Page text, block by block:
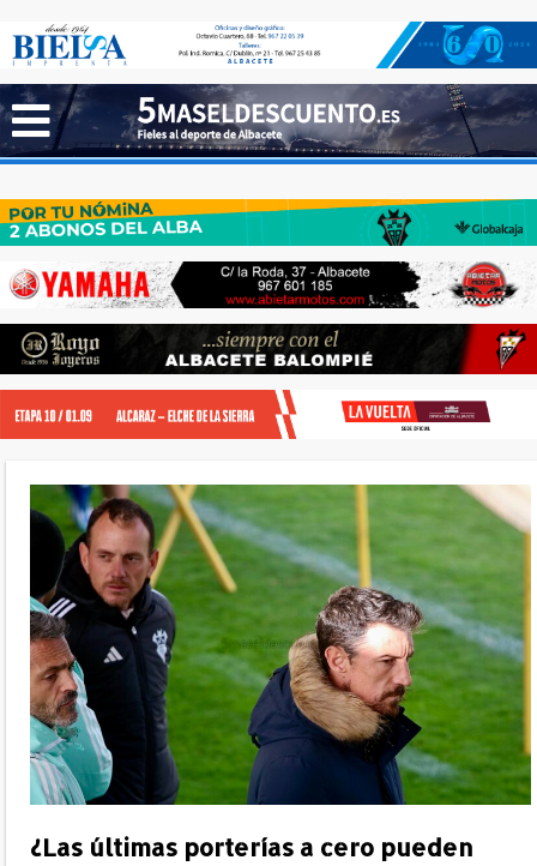
¿Las últimas porterías a cero pueden